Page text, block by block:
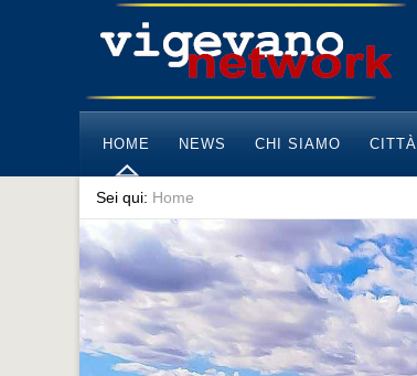
HOME NEWS CHI SIAMO CITTÀ
Sei qui: Home